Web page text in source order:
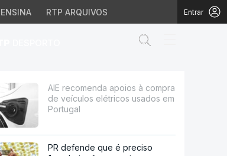
RTP ARQUIVOS Entrar
usados
AIE recomenda apoios à compra
de veículos elétricos usados em
Portugal
PR defende que é preciso